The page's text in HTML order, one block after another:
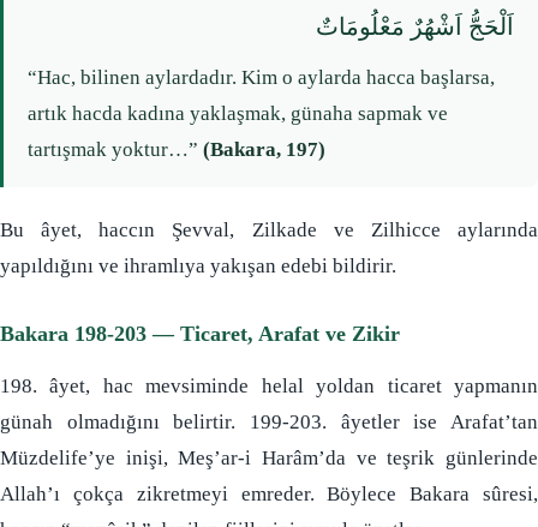
اَلْحَجُّ اَشْهُرٌ مَعْلُومَاتٌ
“Hac, bilinen aylardadır. Kim o aylarda hacca başlarsa,
artık hacda kadına yaklaşmak, günaha sapmak ve
tartışmak yoktur…” (Bakara, 197)
Bu âyet, haccın Şevval, Zilkade ve Zilhicce aylarında
yapıldığını ve ihramlıya yakışan edebi bildirir.
Bakara 198-203 — Ticaret, Arafat ve Zikir
198. âyet, hac mevsiminde helal yoldan ticaret yapmanın
günah olmadığını belirtir. 199-203. âyetler ise Arafat’tan
Müzdelife’ye inişi, Meş’ar-i Harâm’da ve teşrik günlerinde
Allah’ı çokça zikretmeyi emreder. Böylece Bakara sûresi,